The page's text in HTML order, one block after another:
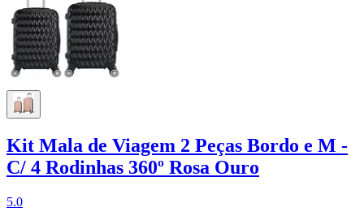
Kit Mala de Viagem 2 Peças Bordo e M -
C/ 4 Rodinhas 360º Rosa Ouro
5.0